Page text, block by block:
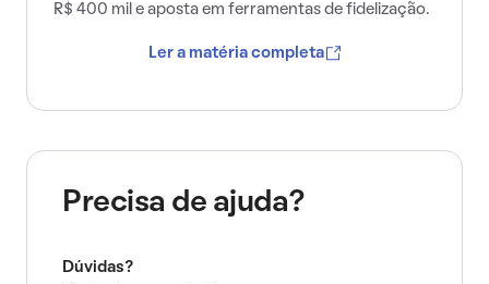
R$ 400 mil e aposta em ferramentas de fidelização.
Ler a matéria completa
Precisa de ajuda?
Dúvidas?